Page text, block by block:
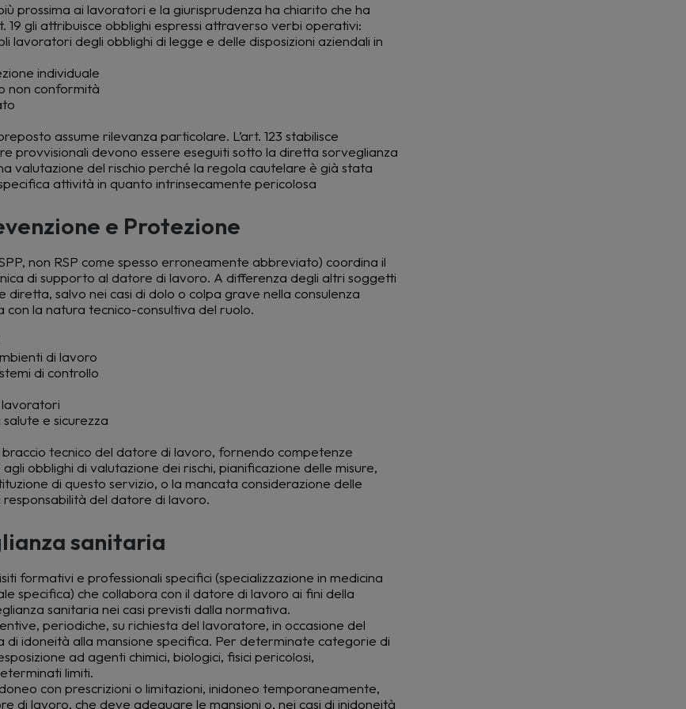
prossima ai lavoratori e la giurisprudenza ha chiarito che ha
gli attribuisce obblighi espressi attraverso verbi operativi:
lavoratori degli obblighi di legge e delle disposizioni aziendali in
individuale
non conformità
assume rilevanza particolare. L’art. 123 stabilisce
provvisionali devono essere eseguiti sotto la diretta sorveglianza
valutazione del rischio perché la regola cautelare è già stata
attività in quanto intrinsecamente pericolosa
e Protezione
non RSP come spesso erroneamente abbreviato) coordina il
di supporto al datore di lavoro. A differenza degli altri soggetti
diretta, salvo nei casi di dolo o colpa grave nella consulenza
la natura tecnico-consultiva del ruolo.
di lavoro
di controllo
e sicurezza
tecnico del datore di lavoro, fornendo competenze
obblighi di valutazione dei rischi, pianificazione delle misure,
di questo servizio, o la mancata considerazione delle
responsabilità del datore di lavoro.
sanitaria
formativi e professionali specifici (specializzazione in medicina
specifica) che collabora con il datore di lavoro ai fini della
sanitaria nei casi previsti dalla normativa.
periodiche, su richiesta del lavoratore, in occasione del
idoneità alla mansione specifica. Per determinate categorie di
ad agenti chimici, biologici, fisici pericolosi,
limiti.
con prescrizioni o limitazioni, inidoneo temporaneamente,
di lavoro, che deve adeguare le mansioni o, nei casi di inidoneità